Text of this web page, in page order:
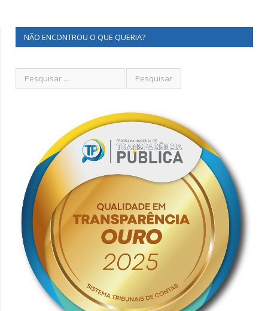
NÃO ENCONTROU O QUE QUERIA?